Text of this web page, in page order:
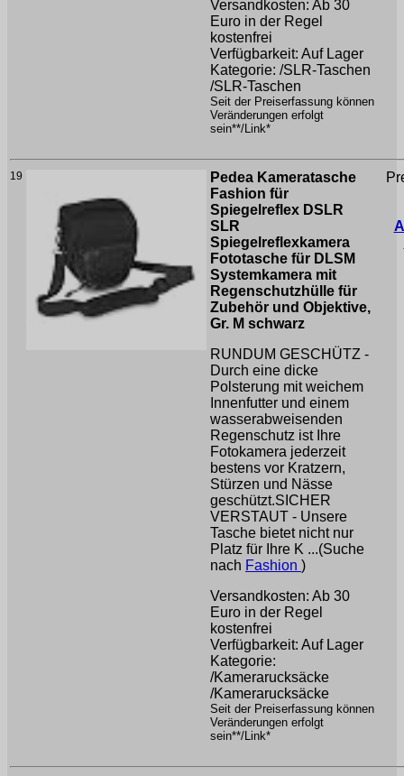
Versandkosten: Ab 30
Euro in der Regel
kostenfrei
Verfügbarkeit: Auf Lager
Kategorie: /SLR-Taschen
/SLR-Taschen
Seit der Preiserfassung können
Veränderungen erfolgt
sein**/Link*
19
Pedea Kameratasche
Fashion für
Spiegelreflex DSLR
SLR
Spiegelreflexkamera
Fototasche für DLSM
Systemkamera mit
Regenschutzhülle für
Zubehör und Objektive,
Gr. M schwarz
RUNDUM GESCHÜTZ -
Durch eine dicke
Polsterung mit weichem
Innenfutter und einem
wasserabweisenden
Regenschutz ist Ihre
Fotokamera jederzeit
bestens vor Kratzern,
Stürzen und Nässe
geschützt.SICHER
VERSTAUT - Unsere
Tasche bietet nicht nur
Platz für Ihre K ...(Suche
nach Fashion )
Versandkosten: Ab 30
Euro in der Regel
kostenfrei
Verfügbarkeit: Auf Lager
Kategorie:
/Kamerarucksäcke
/Kamerarucksäcke
Seit der Preiserfassung können
Veränderungen erfolgt
sein**/Link*